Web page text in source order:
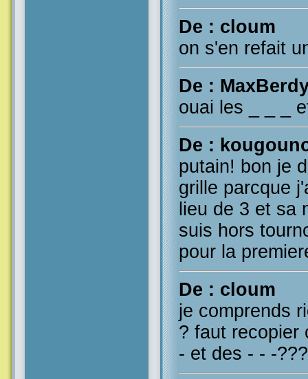
De : cloum
on s'en refait
De :
ouai les _ _ _
De :
putain! bon je
grille parcque
lieu de 3 et sa
suis hors
pour la
De : cloum
je comprends
? faut recopier
- et des - - -???